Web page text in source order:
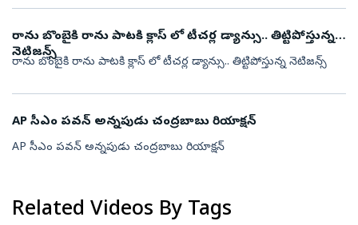
రాను బొంబైకి రాను పాటకి క్లాస్ లో టీచర్ల డ్యాన్సు.. తిట్టిపోస్తున్న
నెటిజన్స్
రాను బొంబైకి రాను పాటకి క్లాస్ లో టీచర్ల డ్యాన్సు.. తిట్టిపోస్తున్న నెటిజన్స్
AP సీఎం పవన్ అన్నపుడు చంద్రబాబు రియాక్షన్
AP సీఎం పవన్ అన్నపుడు చంద్రబాబు రియాక్షన్
Related Videos By Tags